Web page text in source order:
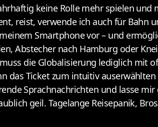
keine Rolle mehr spielen
reist, verwende ich auch für Bahn
Smartphone vor – und
Abstecher nach Hamburg oder
die Globalisierung lediglich mit
das Ticket zum intuitiv
Sprachnachrichten und lasse
geil. Tagelange Reisepanik,